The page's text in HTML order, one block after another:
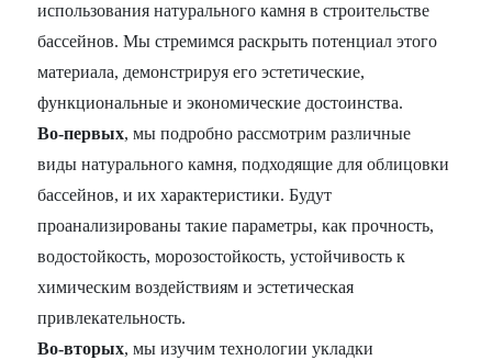
использования натурального камня в строительстве
бассейнов. Мы стремимся раскрыть потенциал этого
материала, демонстрируя его эстетические,
функциональные и экономические достоинства.
Во-первых, мы подробно рассмотрим различные
виды натурального камня, подходящие для облицовки
бассейнов, и их характеристики. Будут
проанализированы такие параметры, как прочность,
водостойкость, морозостойкость, устойчивость к
химическим воздействиям и эстетическая
привлекательность.
Во-вторых, мы изучим технологии укладки